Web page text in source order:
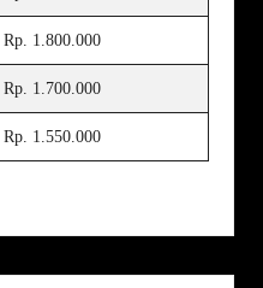
Rp. 1.800.000
Rp. 1.700.000
Rp. 1.550.000